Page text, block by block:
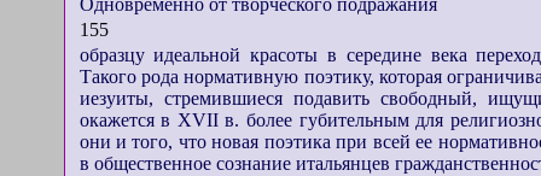
155
образцу идеальной красоты в середине века
Такого рода нормативную поэтику, которая
иезуиты, стремившиеся подавить свободный,
окажется в XVII в. более губительным для
они и того, что новая поэтика при всей ее
в общественное сознание итальянцев